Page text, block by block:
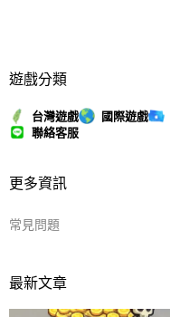
遊戲分類
台灣遊戲 國際遊戲
聯絡客服
更多資訊
常見問題
最新文章